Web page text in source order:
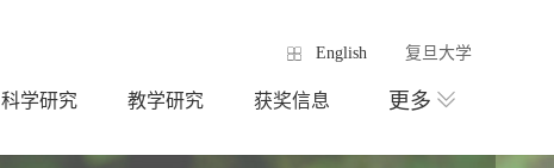
English 复旦大学
科学研究 教学研究 获奖信息 更多